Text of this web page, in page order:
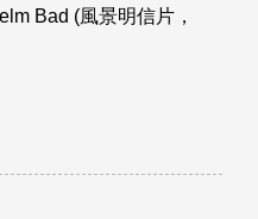
Bad (風景明信片，